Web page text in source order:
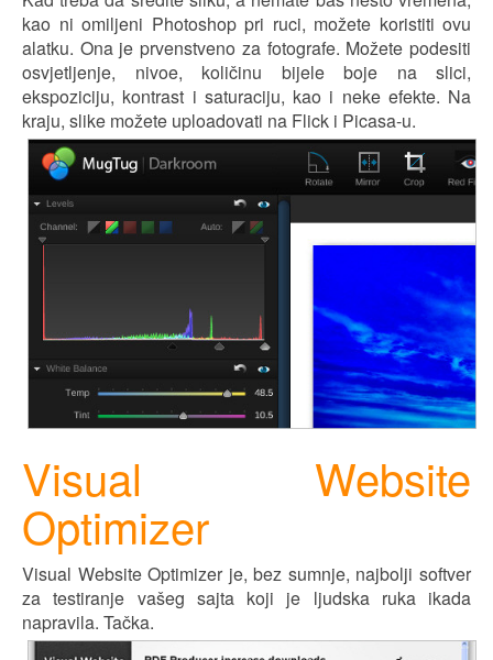
kao ni omiljeni Photoshop pri ruci, možete koristiti ovu
alatku. Ona je prvenstveno za fotografe. Možete podesiti
osvjetljenje, nivoe, količinu bijele boje na slici,
ekspoziciju, kontrast i saturaciju, kao i neke efekte. Na
kraju, slike možete uploadovati na Flick i Picasa-u.
Visual Website
Optimizer
Visual Website Optimizer je, bez sumnje, najbolji softver
za testiranje vašeg sajta koji je ljudska ruka ikada
napravila. Tačka.